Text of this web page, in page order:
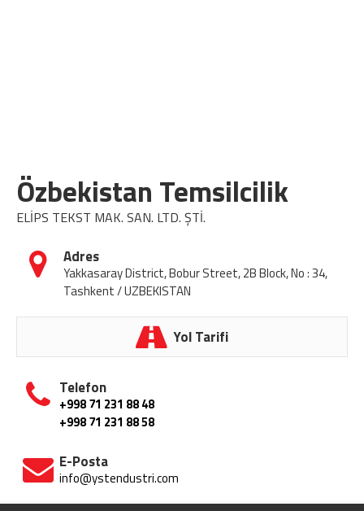
Özbekistan Temsilcilik
ELİPS TEKST MAK. SAN. LTD. ŞTİ.
Adres
Yakkasaray District, Bobur Street, 2B Block, No : 34,
Tashkent / UZBEKISTAN
Yol Tarifi
Telefon
+998 71 231 88 48
+998 71 231 88 58
E-Posta
info@ystendustri.com